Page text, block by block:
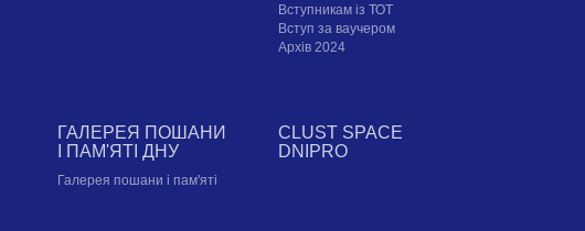
Вступникам із ТОТ
Вступ за ваучером
Архів 2024
ГАЛЕРЕЯ ПОШАНИ
І ПАМ'ЯТІ ДНУ
Галерея пошани і пам'яті
CLUST SPACE
DNIPRO